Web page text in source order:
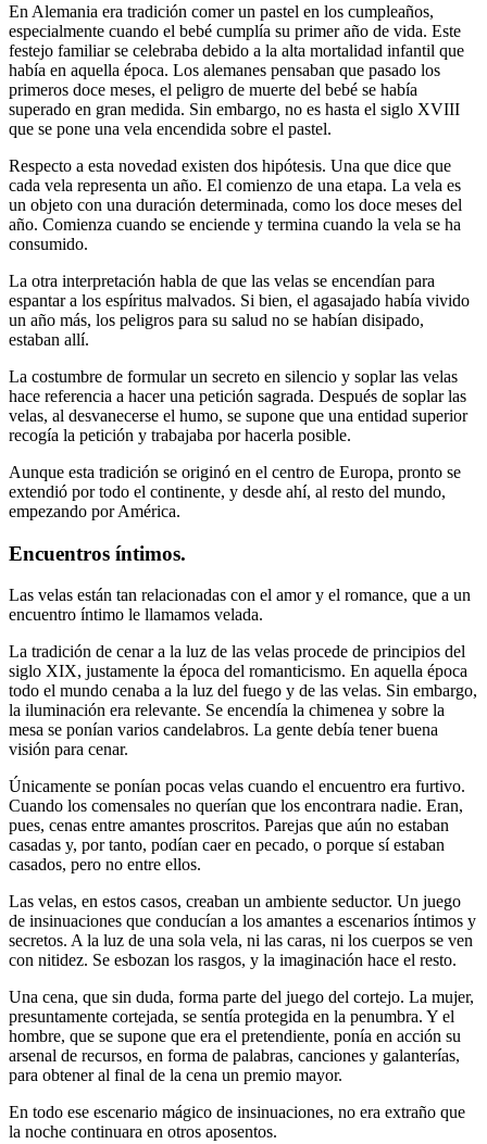
En Alemania era tradición comer un pastel en los cumpleaños,
especialmente cuando el bebé cumplía su primer año de vida. Este
festejo familiar se celebraba debido a la alta mortalidad infantil que
había en aquella época. Los alemanes pensaban que pasado los
primeros doce meses, el peligro de muerte del bebé se había
superado en gran medida. Sin embargo, no es hasta el siglo XVIII
que se pone una vela encendida sobre el pastel.
Respecto a esta novedad existen dos hipótesis. Una que dice que
cada vela representa un año. El comienzo de una etapa. La vela es
un objeto con una duración determinada, como los doce meses del
año. Comienza cuando se enciende y termina cuando la vela se ha
consumido.
La otra interpretación habla de que las velas se encendían para
espantar a los espíritus malvados. Si bien, el agasajado había vivido
un año más, los peligros para su salud no se habían disipado,
estaban allí.
La costumbre de formular un secreto en silencio y soplar las velas
hace referencia a hacer una petición sagrada. Después de soplar las
velas, al desvanecerse el humo, se supone que una entidad superior
recogía la petición y trabajaba por hacerla posible.
Aunque esta tradición se originó en el centro de Europa, pronto se
extendió por todo el continente, y desde ahí, al resto del mundo,
empezando por América.
Encuentros íntimos.
Las velas están tan relacionadas con el amor y el romance, que a un
encuentro íntimo le llamamos velada.
La tradición de cenar a la luz de las velas procede de principios del
siglo XIX, justamente la época del romanticismo. En aquella época
todo el mundo cenaba a la luz del fuego y de las velas. Sin embargo,
la iluminación era relevante. Se encendía la chimenea y sobre la
mesa se ponían varios candelabros. La gente debía tener buena
visión para cenar.
Únicamente se ponían pocas velas cuando el encuentro era furtivo.
Cuando los comensales no querían que los encontrara nadie. Eran,
pues, cenas entre amantes proscritos. Parejas que aún no estaban
casadas y, por tanto, podían caer en pecado, o porque sí estaban
casados, pero no entre ellos.
Las velas, en estos casos, creaban un ambiente seductor. Un juego
de insinuaciones que conducían a los amantes a escenarios íntimos y
secretos. A la luz de una sola vela, ni las caras, ni los cuerpos se ven
con nitidez. Se esbozan los rasgos, y la imaginación hace el resto.
Una cena, que sin duda, forma parte del juego del cortejo. La mujer,
presuntamente cortejada, se sentía protegida en la penumbra. Y el
hombre, que se supone que era el pretendiente, ponía en acción su
arsenal de recursos, en forma de palabras, canciones y galanterías,
para obtener al final de la cena un premio mayor.
En todo ese escenario mágico de insinuaciones, no era extraño que
la noche continuara en otros aposentos.